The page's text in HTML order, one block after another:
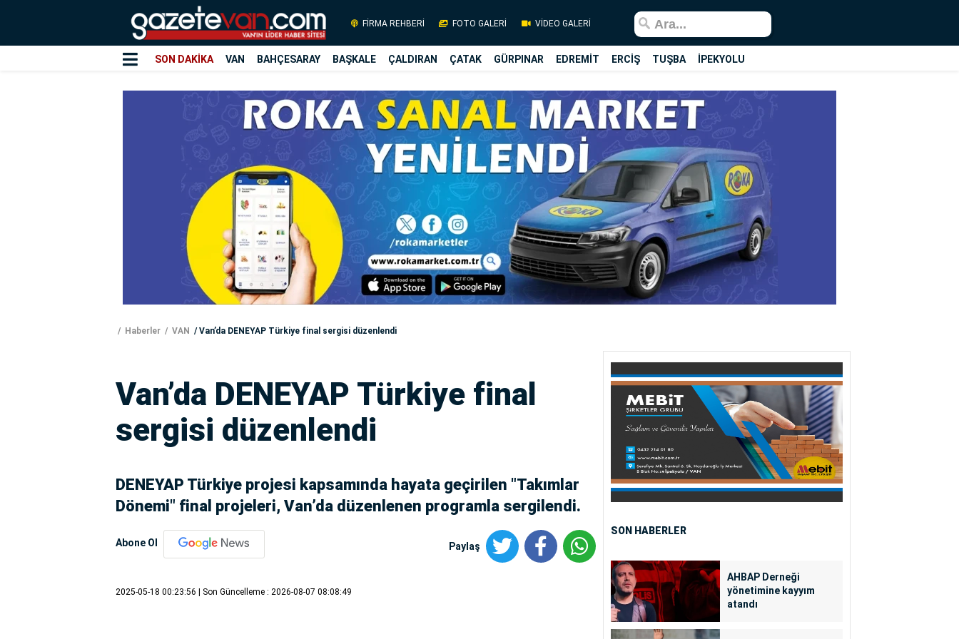
FİRMA REHBERİ FOTO GALERİ VİDEO GALERİ
SON DAKİKA VAN BAHÇESARAY BAŞKALE ÇALDIRAN ÇATAK GÜRPINAR EDREMİT ERCİŞ TUŞBA İPEKYOLU
Haberler VAN Van’da DENEYAP Türkiye final sergisi düzenlendi
Van’da DENEYAP Türkiye final
sergisi düzenlendi
DENEYAP Türkiye projesi kapsamında hayata geçirilen "Takımlar
Dönemi" final projeleri, Van’da düzenlenen programla sergilendi.
Abone Ol Paylaş
2025-05-18 00:23:56 | Son Güncelleme : 2026-08-07 08:08:49
SON HABERLER
AHBAP Derneği
yönetimine kayyım
atandı